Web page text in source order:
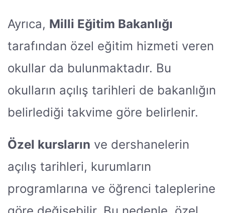
Ayrıca, Milli Eğitim Bakanlığı
tarafından özel eğitim hizmeti veren
okullar da bulunmaktadır. Bu
okulların açılış tarihleri de bakanlığın
belirlediği takvime göre belirlenir.
Özel kursların ve dershanelerin
açılış tarihleri, kurumların
programlarına ve öğrenci taleplerine